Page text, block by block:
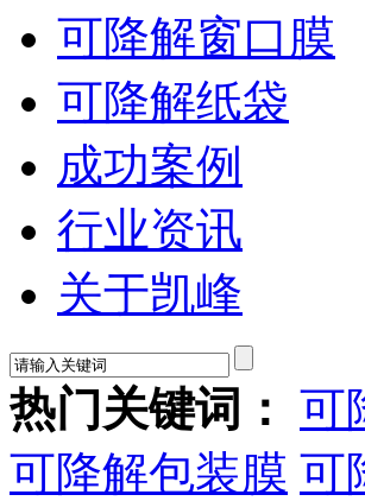
可降解窗口膜
可降解纸袋
成功案例
行业资讯
关于凯峰
热门关键词： 可
可降解包装膜 可